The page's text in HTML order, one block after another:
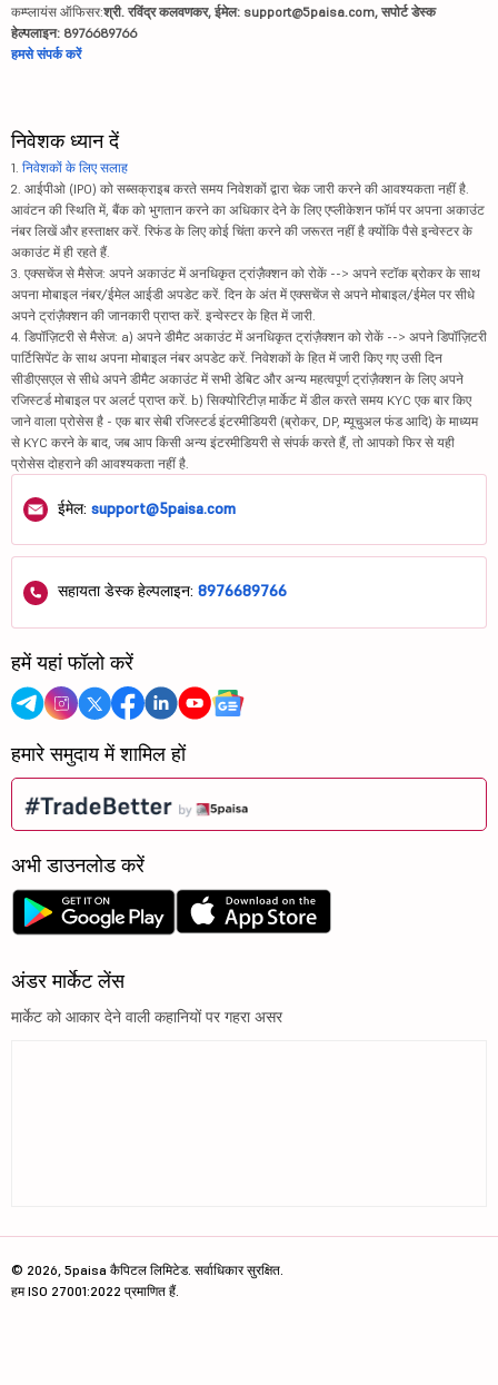
कम्प्लायंस ऑफिसर:श्री. रविंद्र कलवणकर, ईमेल: support@5paisa.com, सपोर्ट डेस्क
हेल्पलाइन: 8976689766
हमसे संपर्क करें
निवेशक ध्यान दें
1. निवेशकों के लिए सलाह
2. आईपीओ (IPO) को सब्सक्राइब करते समय निवेशकों द्वारा चेक जारी करने की आवश्यकता नहीं है.
आवंटन की स्थिति में, बैंक को भुगतान करने का अधिकार देने के लिए एप्लीकेशन फॉर्म पर अपना अकाउंट
नंबर लिखें और हस्ताक्षर करें. रिफंड के लिए कोई चिंता करने की जरूरत नहीं है क्योंकि पैसे इन्वेस्टर के
अकाउंट में ही रहते हैं.
3. एक्सचेंज से मैसेज: अपने अकाउंट में अनधिकृत ट्रांज़ैक्शन को रोकें --> अपने स्टॉक ब्रोकर के साथ
अपना मोबाइल नंबर/ईमेल आईडी अपडेट करें. दिन के अंत में एक्सचेंज से अपने मोबाइल/ईमेल पर सीधे
अपने ट्रांज़ैक्शन की जानकारी प्राप्त करें. इन्वेस्टर के हित में जारी.
4. डिपॉज़िटरी से मैसेज: a) अपने डीमैट अकाउंट में अनधिकृत ट्रांज़ैक्शन को रोकें --> अपने डिपॉज़िटरी
पार्टिसिपेंट के साथ अपना मोबाइल नंबर अपडेट करें. निवेशकों के हित में जारी किए गए उसी दिन
सीडीएसएल से सीधे अपने डीमैट अकाउंट में सभी डेबिट और अन्य महत्वपूर्ण ट्रांज़ैक्शन के लिए अपने
रजिस्टर्ड मोबाइल पर अलर्ट प्राप्त करें. b) सिक्योरिटीज़ मार्केट में डील करते समय KYC एक बार किए
जाने वाला प्रोसेस है - एक बार सेबी रजिस्टर्ड इंटरमीडियरी (ब्रोकर, DP, म्यूचुअल फंड आदि) के माध्यम
से KYC करने के बाद, जब आप किसी अन्य इंटरमीडियरी से संपर्क करते हैं, तो आपको फिर से यही
प्रोसेस दोहराने की आवश्यकता नहीं है.
ईमेल: support@5paisa.com
सहायता डेस्क हेल्पलाइन: 8976689766
हमें यहां फॉलो करें
हमारे समुदाय में शामिल हों
अभी डाउनलोड करें
अंडर मार्केट लेंस
मार्केट को आकार देने वाली कहानियों पर गहरा असर
© 2026, 5paisa कैपिटल लिमिटेड. सर्वाधिकार सुरक्षित.
हम ISO 27001:2022 प्रमाणित हैं.